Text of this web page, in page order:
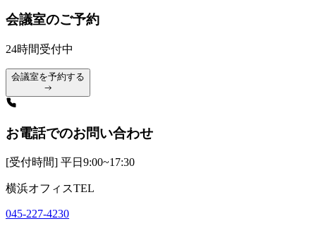
会議室のご予約
24時間受付中
会議室を予約する
お電話でのお問い合わせ
[受付時間] 平日9:00~17:30
横浜オフィスTEL
045-227-4230